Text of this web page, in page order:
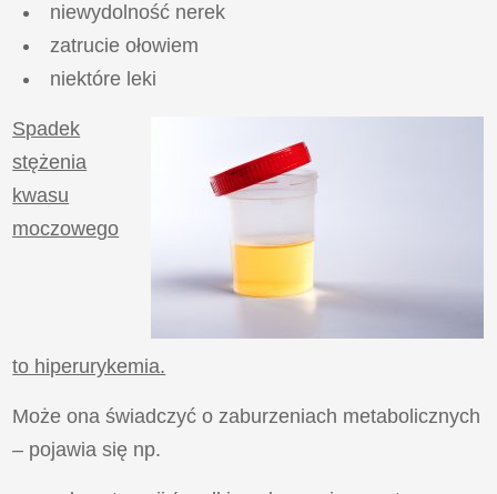
niewydolność nerek
zatrucie ołowiem
niektóre leki
Spadek
stężenia
kwasu
moczowego
to hiperurykemia.
Może ona świadczyć o zaburzeniach metabolicznych
– pojawia się np.